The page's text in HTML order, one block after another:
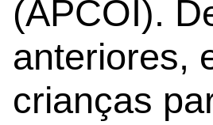
(APCOI).
anteriores,
crianças